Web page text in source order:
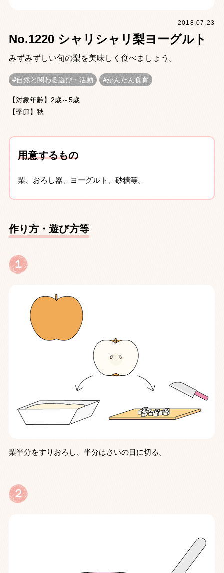
2018.07.23
No.1220 シャリシャリ梨ヨーグルト
みずみずしい旬の梨を美味しく食べましょう。
自然と関わる遊び・活動 かんたん食育
【対象年齢】2歳～5歳
【季節】秋
用意するもの
梨、おろし器、ヨーグルト、砂糖等。
作り方・遊び方等
１
梨半分をすりおろし、半分はさいの目に切る。
２